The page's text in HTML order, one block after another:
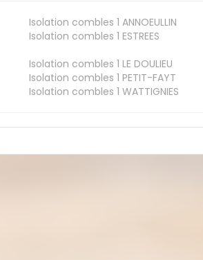
Isolation combles 1 ANNOEULLIN
Isolation combles 1 ESTREES
Isolation combles 1 LE DOULIEU
Isolation combles 1 PETIT-FAYT
Isolation combles 1 WATTIGNIES